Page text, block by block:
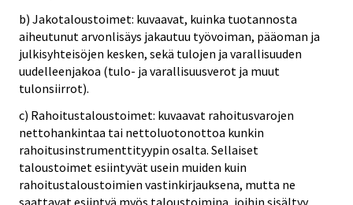
b) Jakotaloustoimet: kuvaavat, kuinka tuotannosta
aiheutunut arvonlisäys jakautuu työvoiman, pääoman ja
julkisyhteisöjen kesken, sekä tulojen ja varallisuuden
uudelleenjakoa (tulo- ja varallisuusverot ja muut
tulonsiirrot).
c) Rahoitustaloustoimet: kuvaavat rahoitusvarojen
nettohankintaa tai nettoluotonottoa kunkin
rahoitusinstrumenttityypin osalta. Sellaiset
taloustoimet esiintyvät usein muiden kuin
rahoitustaloustoimien vastinkirjauksena, mutta ne